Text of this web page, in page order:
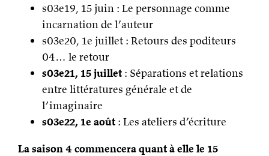
s03e19, 15 juin : Le personnage comme
incarnation de l’auteur
s03e20, 1e juillet : Retours des poditeurs
04… le retour
s03e21, 15 juillet : Séparations et relations
entre littératures générale et de
l’imaginaire
s03e22, 1e août : Les ateliers d’écriture
La saison 4 commencera quant à elle le 15